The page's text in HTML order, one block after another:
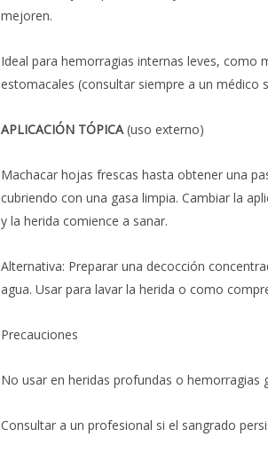
mejoren.
Ideal para hemorragias internas leves, como
estomacales (consultar siempre a un médico
APLICACIÓN TÓPICA(uso externo)
Machacar hojas frescas hasta obtener una
cubriendo con una gasa limpia. Cambiar la
y la herida comience a sanar.
Alternativa: Preparar una decocción
agua. Usar para lavar la herida o como
Precauciones
No usar en heridas profundas o hemorragias
Consultar a un profesional si el sangrado